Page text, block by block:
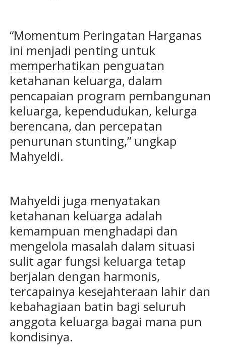
“Momentum Peringatan Harganas
ini menjadi penting untuk
memperhatikan penguatan
ketahanan keluarga, dalam
pencapaian program pembangunan
keluarga, kependudukan, kelurga
berencana, dan percepatan
penurunan stunting,” ungkap
Mahyeldi.
Mahyeldi juga menyatakan
ketahanan keluarga adalah
kemampuan menghadapi dan
mengelola masalah dalam situasi
sulit agar fungsi keluarga tetap
berjalan dengan harmonis,
tercapainya kesejahteraan lahir dan
kebahagiaan batin bagi seluruh
anggota keluarga bagai mana pun
kondisinya.